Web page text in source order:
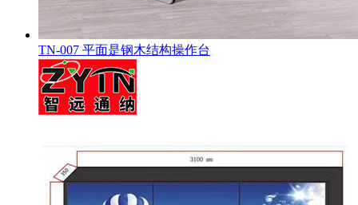
TN-007 平面是钢木结构操作台